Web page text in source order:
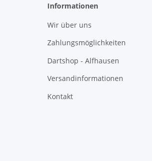
Informationen
Wir über uns
Zahlungsmöglichkeiten
Dartshop - Alfhausen
Versandinformationen
Kontakt